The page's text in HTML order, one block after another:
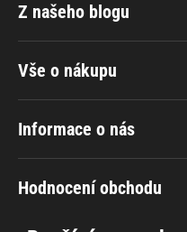
Vše o nákupu
Informace o nás
Hodnocení obchodu
Z našeho blogu